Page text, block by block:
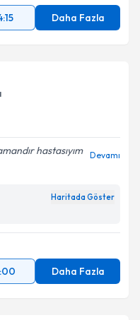
Daha Fazla
hastasıyım
Devamı
Haritada Göster
Daha Fazla